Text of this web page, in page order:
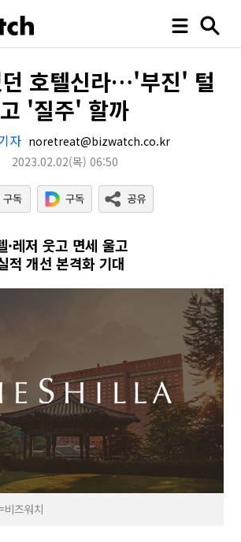
던 호텔신라…'부진' 털
고 '질주' 할까
자 noretreat@bizwatch.co.kr
2023.02.02(목) 06:50
레저 웃고 면세 울고
적 개선 본격화 기대
비즈워치